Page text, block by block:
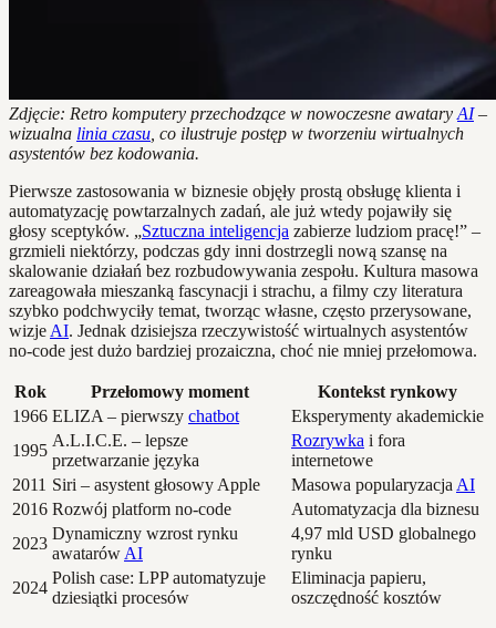
Zdjęcie: Retro komputery przechodzące w nowoczesne awatary AI–
wizualna linia czasu , co ilustruje postęp w tworzeniu wirtualnych
asystentów bez kodowania.
Pierwsze zastosowania w biznesie objęły prostą obsługę klienta i
automatyzację powtarzalnych zadań, ale już wtedy pojawiły się
głosy sceptyków. „Sztuczna inteligencja zabierze ludziom pracę!” –
grzmieli niektórzy, podczas gdy inni dostrzegli nową szansę na
skalowanie działań bez rozbudowywania zespołu. Kultura masowa
zareagowała mieszanką fascynacji i strachu, a filmy czy literatura
szybko podchwyciły temat, tworząc własne, często przerysowane,
wizje AI. Jednak dzisiejsza rzeczywistość wirtualnych asystentów
no-code jest dużo bardziej prozaiczna, choć nie mniej przełomowa.
Rok Przełomowy moment
Kontekst rynkowy
1966 ELIZA – pierwszy chatbot
Eksperymenty akademickie
1995
A.L.I.C.E. – lepsze
przetwarzanie języka
Rozrywka i fora
internetowe
2011 Siri – asystent głosowy Apple Masowa popularyzacja AI
2016 Rozwój platform no-code
Automatyzacja dla biznesu
2023
Dynamiczny wzrost rynku
awatarów AI
4,97 mld USD globalnego
rynku
2024
Polish case: LPP automatyzuje
dziesiątki procesów
Eliminacja papieru,
oszczędność kosztów